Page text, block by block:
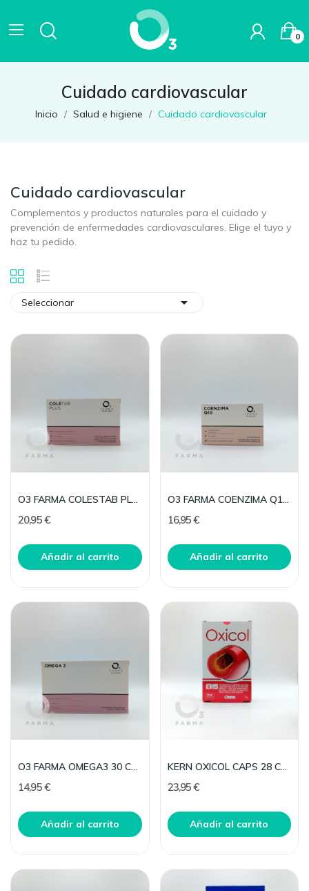
0
Cuidado cardiovascular
Inicio Salud e higiene Cuidado cardiovascular
Cuidado cardiovascular
Complementos y productos naturales para el cuidado y
prevención de enfermedades cardiovasculares. Elige el tuyo y
haz tu pedido.
Seleccionar 
O3 FARMA COLESTAB PLUS 10MG 30 COMP
20,95 €
Añadir al carrito
O3 FARMA COENZIMA Q10 30 CAP
16,95 €
Añadir al carrito
O3 FARMA OMEGA3 30 CAPSULAS
14,95 €
Añadir al carrito
KERN OXICOL CAPS 28 CAPSULAS
23,95 €
Añadir al carrito